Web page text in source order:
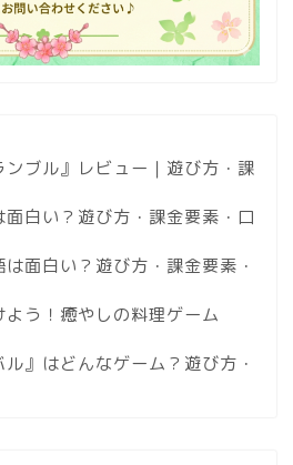
ンブル』レビュー｜遊び方・課
白い？遊び方・課金要素・口
面白い？遊び方・課金要素・
う！癒やしの料理ゲーム
ル』はどんなゲーム？遊び方・